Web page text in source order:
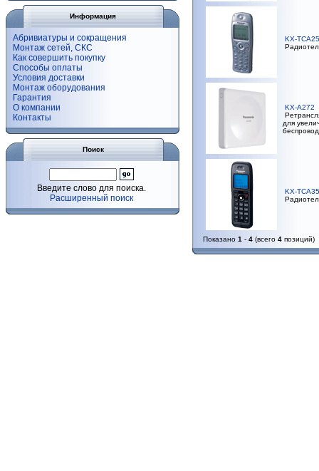
Информация
Абривиатуры и сокращения
Монтаж сетей, СКС
Как совершить покупку
Способы оплаты
Условия доставки
Монтаж оборудования
Гарантия
О компании
Контакты
Поиск
Введите слово для поиска.
Расширенный поиск
KX-
KX-A272
для
KX-
Показано 1 - 4 (всего 4 позиций)